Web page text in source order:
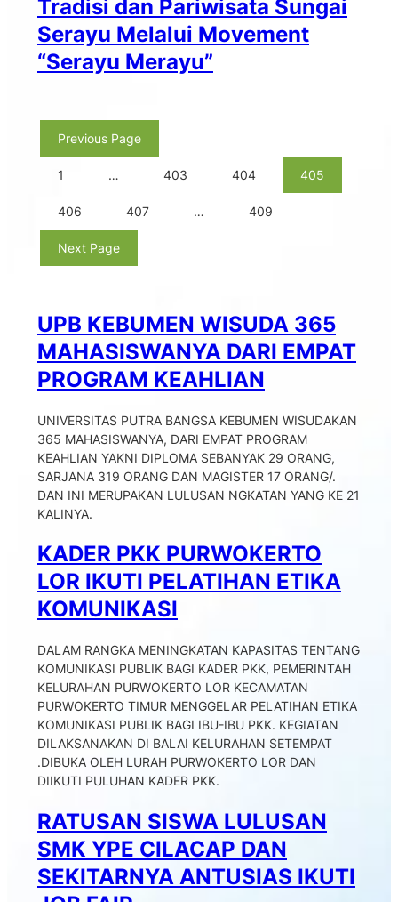
Tradisi dan Pariwisata Sungai
Serayu Melalui Movement
“Serayu Merayu”
Previous Page
1 … 403 404 405
406 407 … 409
Next Page
UPB KEBUMEN WISUDA 365
MAHASISWANYA DARI EMPAT
PROGRAM KEAHLIAN
UNIVERSITAS PUTRA BANGSA KEBUMEN WISUDAKAN
365 MAHASISWANYA, DARI EMPAT PROGRAM
KEAHLIAN YAKNI DIPLOMA SEBANYAK 29 ORANG,
SARJANA 319 ORANG DAN MAGISTER 17 ORANG/.
DAN INI MERUPAKAN LULUSAN NGKATAN YANG KE 21
KALINYA.
KADER PKK PURWOKERTO
LOR IKUTI PELATIHAN ETIKA
KOMUNIKASI
DALAM RANGKA MENINGKATAN KAPASITAS TENTANG
KOMUNIKASI PUBLIK BAGI KADER PKK, PEMERINTAH
KELURAHAN PURWOKERTO LOR KECAMATAN
PURWOKERTO TIMUR MENGGELAR PELATIHAN ETIKA
KOMUNIKASI PUBLIK BAGI IBU-IBU PKK. KEGIATAN
DILAKSANAKAN DI BALAI KELURAHAN SETEMPAT
.DIBUKA OLEH LURAH PURWOKERTO LOR DAN
DIIKUTI PULUHAN KADER PKK.
RATUSAN SISWA LULUSAN
SMK YPE CILACAP DAN
SEKITARNYA ANTUSIAS IKUTI